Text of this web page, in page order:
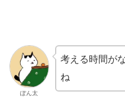
ぽん太
考える時間が
ね